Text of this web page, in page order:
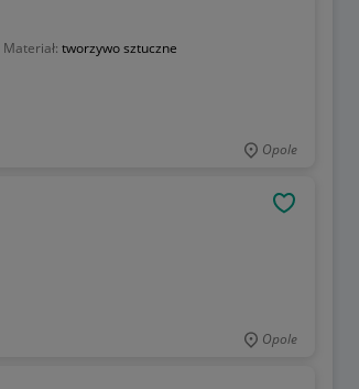
Materiał: tworzywo sztuczne
Opole
Opole